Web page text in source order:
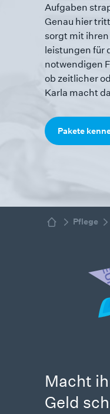
Aufgaben
Genau hier
sorgt mit
leistungen für
notwendigen
ob zeitlicher
Karla macht
Pakete
Pflege
Macht
Geld